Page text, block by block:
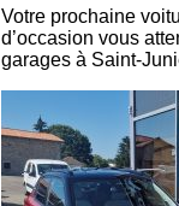
Votre prochaine
d’occasion vous
garages à Saint-